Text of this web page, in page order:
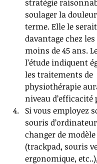
stratégie
soulager la
terme. Elle le
davantage chez
moins de 45 ans.
l’étude indiquent
les traitements de
physiothérapie
niveau d’efficacité
Si vous employez
souris
changer de
(trackpad, souris
ergonomique,